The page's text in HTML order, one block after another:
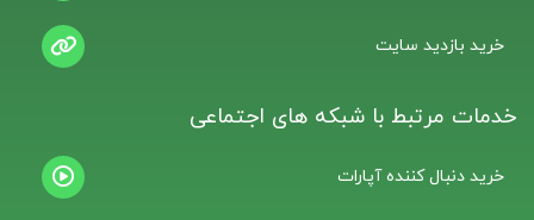
خرید بازدید سایت
خدمات مرتبط با شبکه های اجتماعی
خرید دنبال کننده آپارات